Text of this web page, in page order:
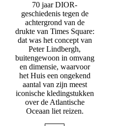
70 jaar DIOR-
geschiedenis tegen de
achtergrond van de
drukte van Times Square:
dat was het concept van
Peter Lindbergh,
buitengewoon in omvang
en dimensie, waarvoor
het Huis een ongekend
aantal van zijn meest
iconische kledingstukken
over de Atlantische
Oceaan liet reizen.